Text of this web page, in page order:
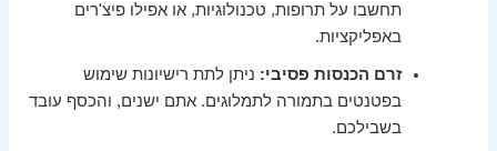
תחשבו על תרופות, טכנולוגיות, או אפילו פיצ'רים
באפליקציות.
זרם הכנסות פסיבי: ניתן לתת רישיונות שימוש
בפטנטים בתמורה לתמלוגים. אתם ישנים, והכסף עובד
בשבילכם.